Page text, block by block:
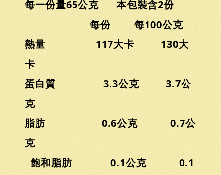
每一份量65公克 本包裝含2份
每份 每100公克
熱量 117大卡 130大
卡
蛋白質 3.3公克 3.7公
克
脂肪 0.6公克 0.7公
克
飽和脂肪 0.1公克 0.1